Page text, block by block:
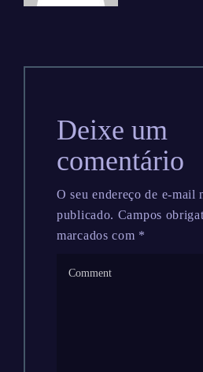
Deixe um
comentário
O seu endereço de e-mail
publicado. Campos
marcados com *